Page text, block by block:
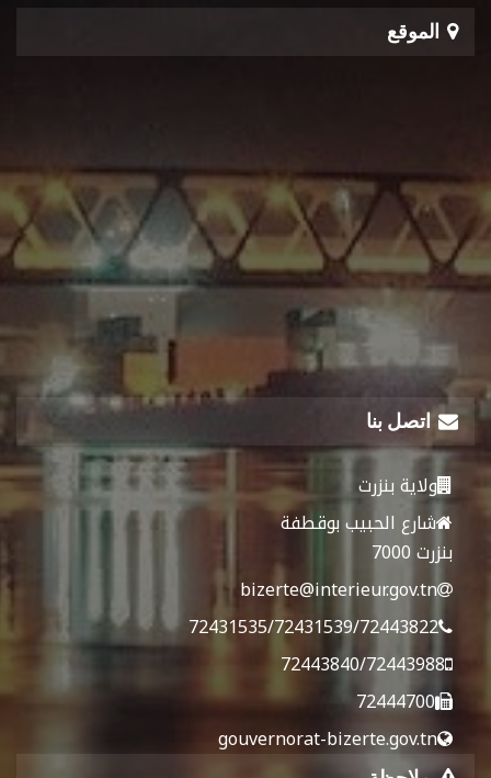
الموقع
اتصل بنا
ولاية بنزرت
شارع الحبيب بوقطفة
بنزرت 7000
bizerte@interieur.gov.tn
72431535/72431539/72443822
72443840/72443988
72444700
gouvernorat-bizerte.gov.tn